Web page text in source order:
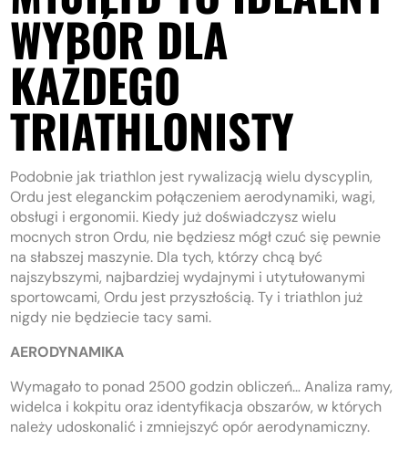
WYBÓR DLA
KAŻDEGO
TRIATHLONISTY
Podobnie jak triathlon jest rywalizacją wielu dyscyplin,
Ordu jest eleganckim połączeniem aerodynamiki, wagi,
obsługi i ergonomii. Kiedy już doświadczysz wielu
mocnych stron Ordu, nie będziesz mógł czuć się pewnie
na słabszej maszynie. Dla tych, którzy chcą być
najszybszymi, najbardziej wydajnymi i utytułowanymi
sportowcami, Ordu jest przyszłością. Ty i triathlon już
nigdy nie będziecie tacy sami.
AERODYNAMIKA
Wymagało to ponad 2500 godzin obliczeń… Analiza ramy,
widelca i kokpitu oraz identyfikacja obszarów, w których
należy udoskonalić i zmniejszyć opór aerodynamiczny.